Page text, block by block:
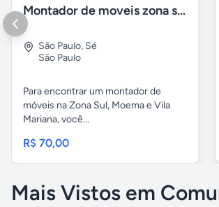
Montador de moveis zona sul moema, vila mariana
São Paulo, Sé
São Paulo
Para encontrar um montador de
móveis na Zona Sul, Moema e Vila
Mariana, você...
R$ 70,00
Mais Vistos em